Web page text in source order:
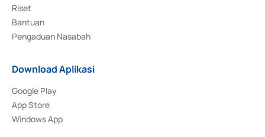
Riset
Bantuan
Pengaduan Nasabah
Download Aplikasi
Google Play
App Store
Windows App